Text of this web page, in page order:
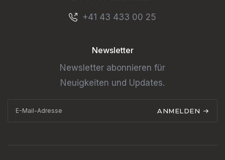
+41 43 433 00 25
Newsletter
Newsletter abonnieren für
Neuigkeiten und Updates.
ANMELDEN